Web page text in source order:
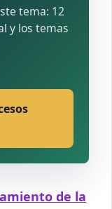
tema: 12
y los temas
de la